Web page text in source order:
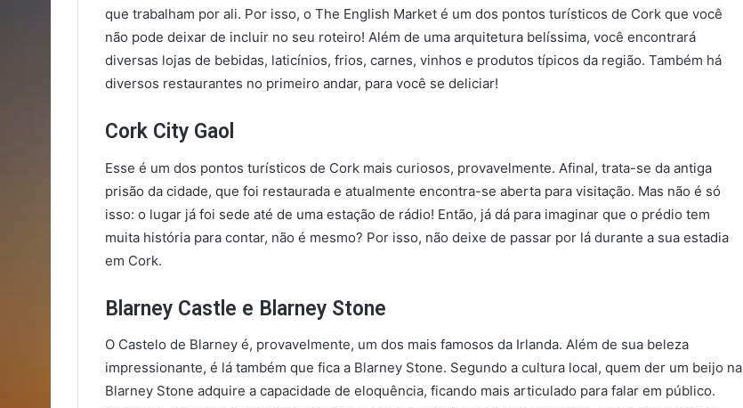
que trabalham por ali. Por isso, o The English Market é um dos pontos turísticos de Cork que você
não pode deixar de incluir no seu roteiro! Além de uma arquitetura belíssima, você encontrará
diversas lojas de bebidas, laticínios, frios, carnes, vinhos e produtos típicos da região. Também há
diversos restaurantes no primeiro andar, para você se deliciar!
Cork City Gaol
Esse é um dos pontos turísticos de Cork mais curiosos, provavelmente. Afinal, trata-se da antiga
prisão da cidade, que foi restaurada e atualmente encontra-se aberta para visitação. Mas não é só
isso: o lugar já foi sede até de uma estação de rádio! Então, já dá para imaginar que o prédio tem
muita história para contar, não é mesmo? Por isso, não deixe de passar por lá durante a sua estadia
em Cork.
Blarney Castle e Blarney Stone
O Castelo de Blarney é, provavelmente, um dos mais famosos da Irlanda. Além de sua beleza
impressionante, é lá também que fica a Blarney Stone. Segundo a cultura local, quem der um beijo na
Blarney Stone adquire a capacidade de eloquência, ficando mais articulado para falar em público.